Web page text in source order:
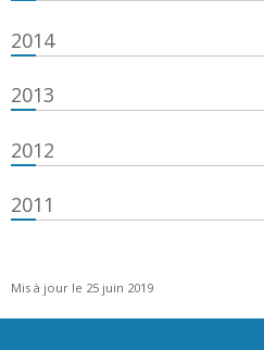
2014
2013
2012
2011
Mis à jour le 25 juin 2019